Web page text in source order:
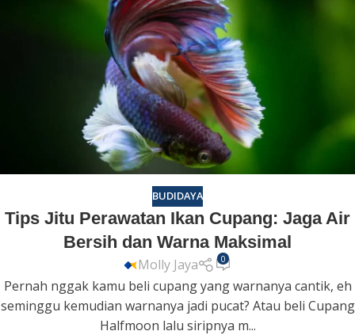
BUDIDAYA
Tips Jitu Perawatan Ikan Cupang: Jaga Air
Bersih dan Warna Maksimal
Molly Jaya 0
Pernah nggak kamu beli cupang yang warnanya cantik, eh
seminggu kemudian warnanya jadi pucat? Atau beli Cupang
Halfmoon lalu siripnya m...